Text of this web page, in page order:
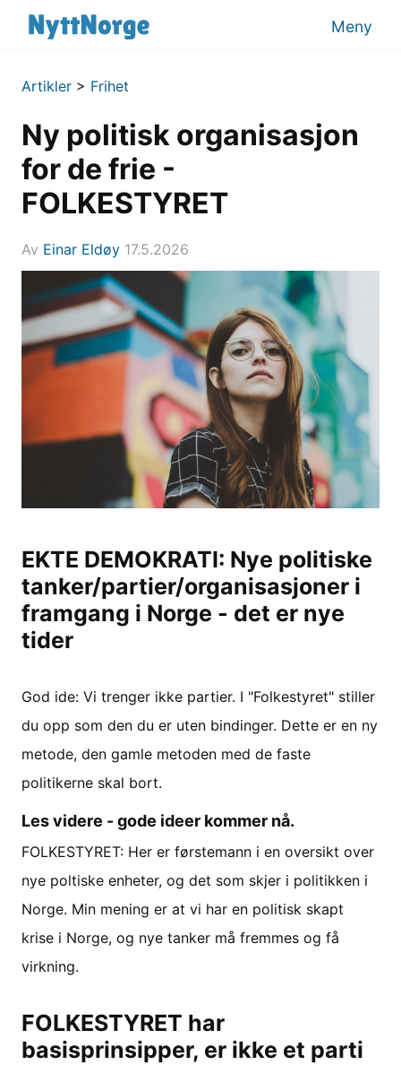
Meny
Artikler > Frihet
Ny politisk organisasjon
for de frie -
FOLKESTYRET
Av Einar Eldøy 17.5.2026
EKTE DEMOKRATI: Nye politiske
tanker/partier/organisasjoner i
framgang i Norge - det er nye
tider
God ide: Vi trenger ikke partier. I "Folkestyret" stiller
du opp som den du er uten bindinger. Dette er en ny
metode, den gamle metoden med de faste
politikerne skal bort.
Les videre - gode ideer kommer nå.
FOLKESTYRET: Her er førstemann i en oversikt over
nye poltiske enheter, og det som skjer i politikken i
Norge. Min mening er at vi har en politisk skapt
krise i Norge, og nye tanker må fremmes og få
virkning.
FOLKESTYRET har
basisprinsipper, er ikke et parti